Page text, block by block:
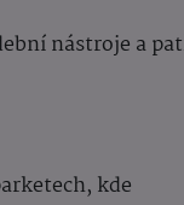
nástroje a
kde